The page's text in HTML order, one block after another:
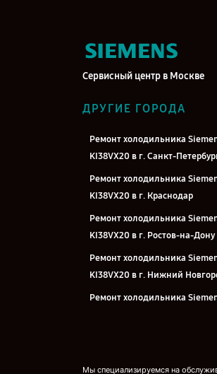
Сервисный центр в Москве
ДРУГИЕ ГОРОДА
Ремонт холодильника
KI38VX20 в г. Санкт-
Ремонт холодильника
KI38VX20 в г. Краснодар
Ремонт холодильника
KI38VX20 в г. Ростов-на-Дону
Ремонт холодильника
KI38VX20 в г. Нижний
Ремонт холодильника
Мы специализируемся на